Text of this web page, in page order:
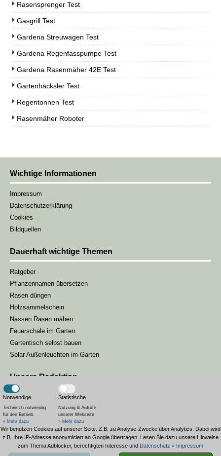
Rasensprenger Test
Gasgrill Test
Gardena Streuwagen Test
Gardena Regenfasspumpe Test
Gardena Rasenmäher 42E Test
Gartenhäcksler Test
Regentonnen Test
Rasenmäher Roboter
Wichtige Informationen
Impressum
Datenschutzerklärung
Cookies
Bildquellen
Dauerhaft wichtige Themen
Ratgeber
Pflanzennamen übersetzen
Rasen düngen
Holzsammelschein
Nassen Rasen mähen
Feuerschale im Garten
Gartentisch selbst bauen
Solar Außenleuchten im Garten
Unsere Redaktion
Unsere Gartenmagazin-Redaktion besteht aus drei Redakteuren, die
sich darum kümmern, unseren Lesern die passenden Inhalte zur
Saison zu liefern.
Landesgartenschau Bad Wildungen
Notwendige
Technisch notwendig
für den Betrieb.
» Mehr dazu
Statistische
Nutzung & Aufrufe
unserer Webseite
» Mehr dazu
Wir benutzen Cookies auf unserer Seite. Z.B. zu Analyse-Zwecke über Analytics. Dabei wird
z.B. Ihre IP-Adresse anonymisiert an Google übertragen. Lesen Sie dazu unsere Hinweise
zum Thema Adblocker, berechtigten Interesse und Datenschutz » Impressum